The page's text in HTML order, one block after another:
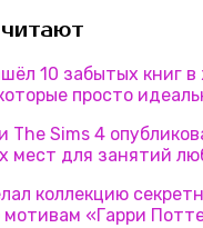
10 забытых книг
просто
The Sims 4
мест для занятий
коллекцию
мотивам «Гарри